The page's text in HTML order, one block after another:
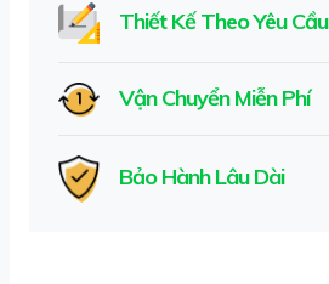
Thiết Kế Theo Yêu Cầu
Vận Chuyển Miễn Phí
Bảo Hành Lâu Dài